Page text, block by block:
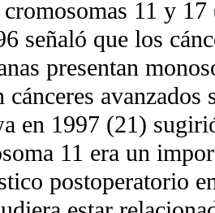
cromosomas 11 y
señaló que los
presentan
cánceres
en 1997 (21)
11 era un
postoperatorio